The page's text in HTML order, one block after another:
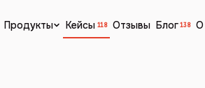
Продукты Кейсы 118 Отзывы Блог 138 О